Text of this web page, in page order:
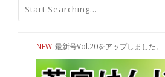
NEW 最新号Vol.20をアップしました。